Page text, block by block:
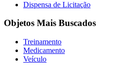
Dispensa de Licitação
Objetos Mais Buscados
Treinamento
Medicamento
Veículo